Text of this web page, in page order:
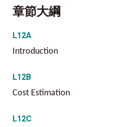
章節大綱
L12A
Introduction
L12B
Cost Estimation
L12C